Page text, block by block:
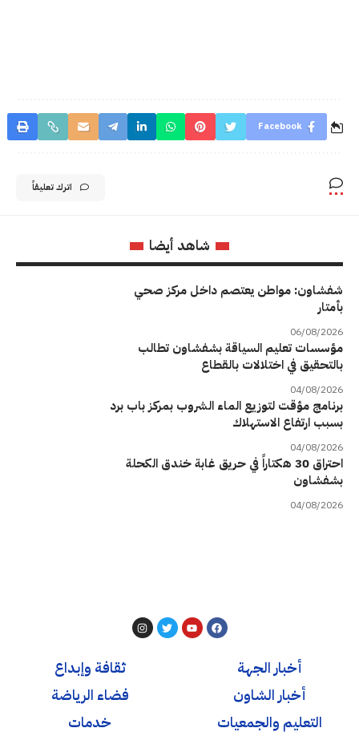
Facebook
اترك تعليقاً
شاهد أيضا
شفشاون: مواطن يعتصم داخل مركز صحي
بأمتار
06/08/2026
مؤسسات تعليم السياقة بشفشاون تطالب
بالتحقيق في اختلالات بالقطاع
04/08/2026
برنامج مؤقت لتوزيع الماء الشروب بمركز باب برد
بسبب ارتفاع الاستهلاك
04/08/2026
احتراق 30 هكتاراً في حريق غابة خندق الكحلة
بشفشاون
04/08/2026
أخبار الجهة
أخبار الشاون
التعليم والجمعيات
ثقافة وإبداع
فضاء الرياضة
خدمات